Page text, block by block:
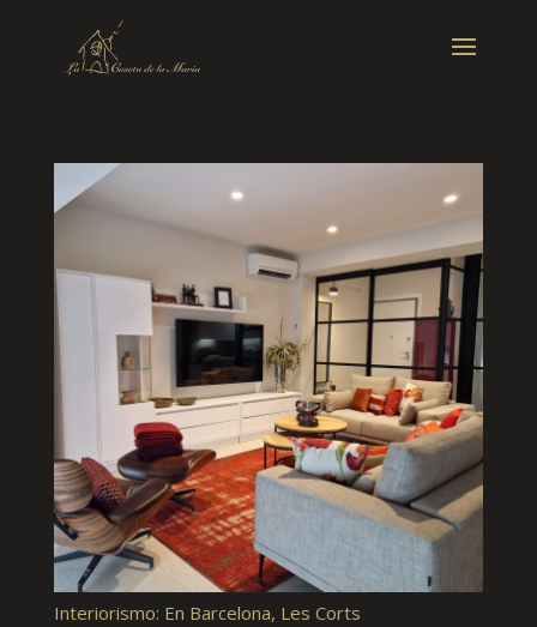
Interiorismo: En Barcelona, Les Corts